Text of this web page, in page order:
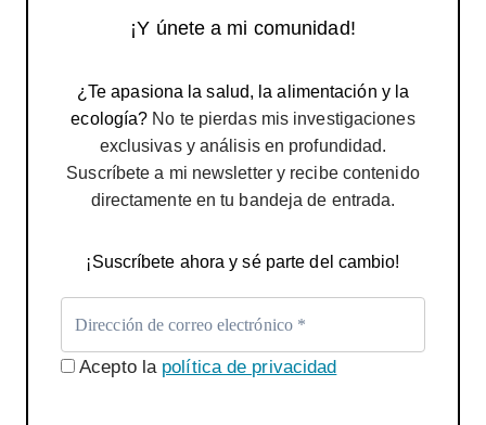
¡Y únete a mi comunidad!
¿Te apasiona la salud, la alimentación y la
ecología? No te pierdas mis investigaciones
exclusivas y análisis en profundidad.
Suscríbete a mi newsletter y recibe contenido
directamente en tu bandeja de entrada.
¡Suscríbete ahora y sé parte del cambio!
Acepto la política de privacidad